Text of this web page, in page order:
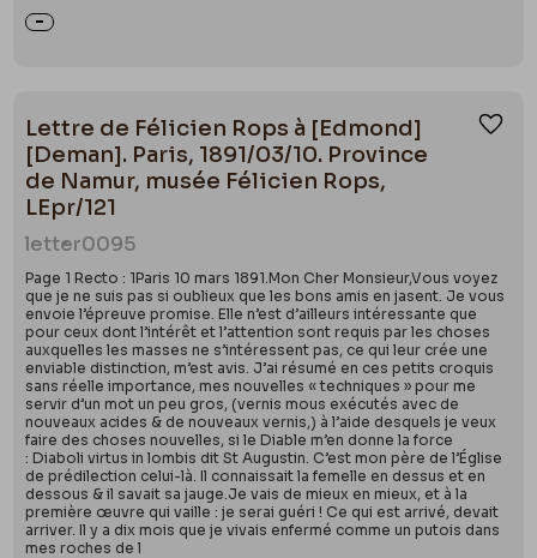
Lettre de Félicien Rops à [Edmond]
[Deman]. Paris, 1891/03/10. Province
de Namur, musée Félicien Rops,
LEpr/121
letter0095
Page 1 Recto : 1Paris 10 mars 1891.Mon Cher Monsieur,Vous voyez
que je ne suis pas si oublieux que les bons amis en jasent. Je vous
envoie l’épreuve promise. Elle n’est d’ailleurs intéressante que
pour ceux dont l’intérêt et l’attention sont requis par les choses
auxquelles les masses ne s’intéressent pas, ce qui leur crée une
enviable distinction, m’est avis. J’ai résumé en ces petits croquis
sans réelle importance, mes nouvelles « techniques » pour me
servir d’un mot un peu gros, (vernis mous exécutés avec de
nouveaux acides & de nouveaux vernis,) à l’aide desquels je veux
faire des choses nouvelles, si le Diable m’en donne la force
: Diaboli virtus in lombis dit St Augustin. C’est mon père de l’Église
de prédilection celui-là. Il connaissait la femelle en dessus et en
dessous & il savait sa jauge.Je vais de mieux en mieux, et à la
première œuvre qui vaille : je serai guéri ! Ce qui est arrivé, devait
arriver. Il y a dix mois que je vivais enfermé comme un putois dans
mes roches de l